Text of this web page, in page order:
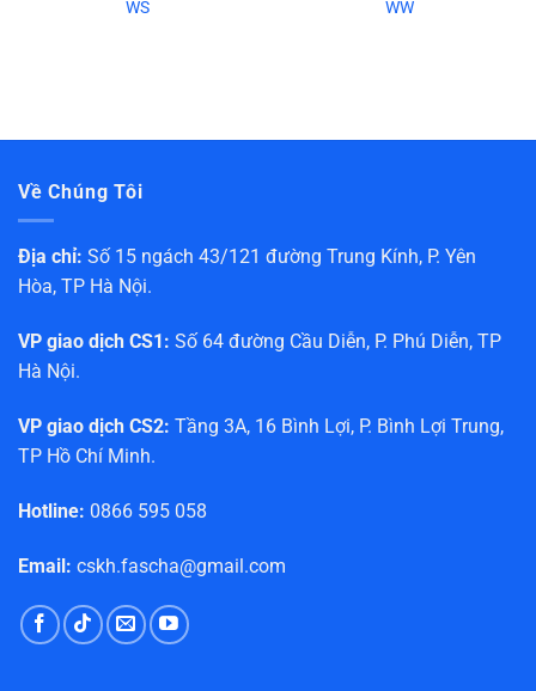
WS
WW
Về Chúng Tôi
Địa chỉ: Số 15 ngách 43/121 đường Trung Kính, P. Yên
Hòa, TP Hà Nội.
VP giao dịch CS1: Số 64 đường Cầu Diễn, P. Phú Diễn, TP
Hà Nội.
VP giao dịch CS2: Tầng 3A, 16 Bình Lợi, P. Bình Lợi Trung,
TP Hồ Chí Minh.
Hotline: 0866 595 058
Email: cskh.fascha@gmail.com